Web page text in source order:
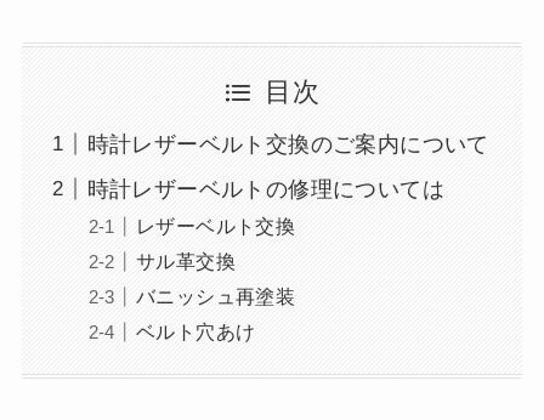
目次
時計レザーベルト交換のご案内について
時計レザーベルトの修理については
レザーベルト交換
サル革交換
バニッシュ再塗装
ベルト穴あけ